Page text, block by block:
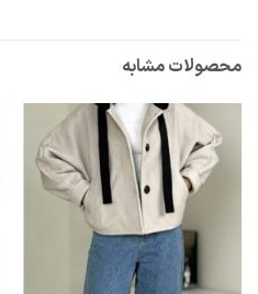
محصولات مشابه